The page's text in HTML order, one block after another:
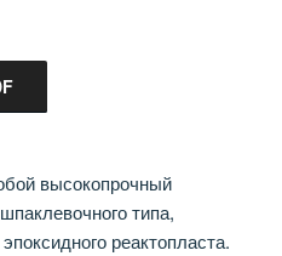
высокопрочный
типа,
реактопласта.